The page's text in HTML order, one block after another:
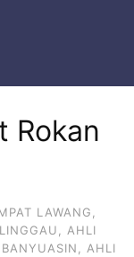
Rokan
LAWANG,
, AHLI
, AHLI